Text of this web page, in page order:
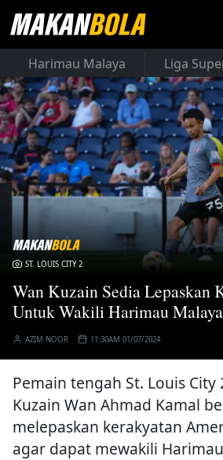
Harimau Malaya Liga
ST. LOUIS CITY 2
Wan Kuzain Sedia Lepaskan
Untuk Wakili Harimau Malaya
AZIM NOOR 11:30AM 01/07/2024
Pemain tengah St. Louis City
Kuzain Wan Ahmad Kamal
melepaskan kerakyatan
agar dapat mewakili